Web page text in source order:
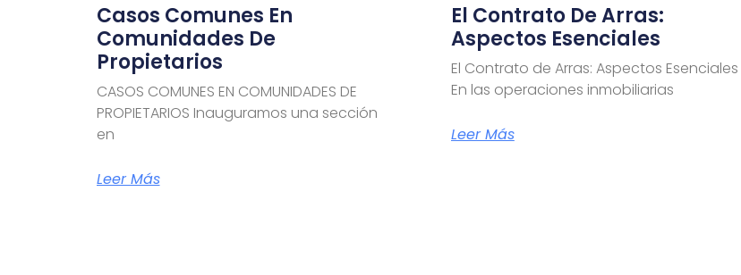
Casos Comunes En
Comunidades De
Propietarios
CASOS COMUNES EN COMUNIDADES DE
PROPIETARIOS Inauguramos una sección
en
Leer Más
El Contrato De Arras:
Aspectos Esenciales
El Contrato de Arras: Aspectos Esenciales
En las operaciones inmobiliarias
Leer Más